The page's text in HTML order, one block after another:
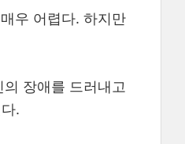
우 어렵다. 하지만
장애를 드러내고
.